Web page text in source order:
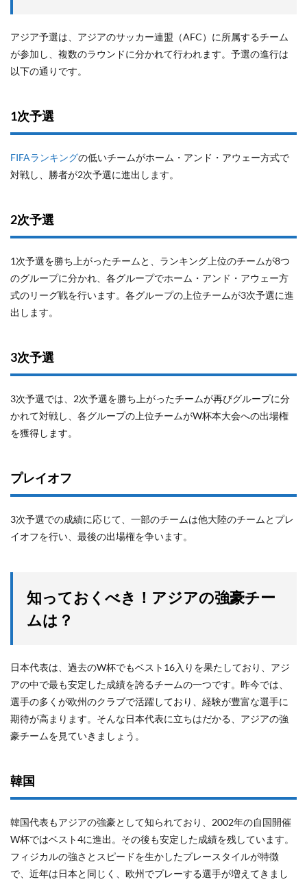
アジア予選は、アジアのサッカー連盟（AFC）に所属するチーム
が参加し、複数のラウンドに分かれて行われます。予選の進行は
以下の通りです。
1次予選
FIFAランキングの低いチームがホーム・アンド・アウェー方式で
対戦し、勝者が2次予選に進出します。
2次予選
1次予選を勝ち上がったチームと、ランキング上位のチームが8つ
のグループに分かれ、各グループでホーム・アンド・アウェー方
式のリーグ戦を行います。各グループの上位チームが3次予選に進
出します。
3次予選
3次予選では、2次予選を勝ち上がったチームが再びグループに分
かれて対戦し、各グループの上位チームがW杯本大会への出場権
を獲得します。
プレイオフ
3次予選での成績に応じて、一部のチームは他大陸のチームとプレ
イオフを行い、最後の出場権を争います。
知っておくべき！アジアの強豪チー
ムは？
日本代表は、過去のW杯でもベスト16入りを果たしており、アジ
アの中で最も安定した成績を誇るチームの一つです。昨今では、
選手の多くが欧州のクラブで活躍しており、経験が豊富な選手に
期待が高まります。そんな日本代表に立ちはだかる、アジアの強
豪チームを見ていきましょう。
韓国
韓国代表もアジアの強豪として知られており、2002年の自国開催
W杯ではベスト4に進出。その後も安定した成績を残しています。
フィジカルの強さとスピードを生かしたプレースタイルが特徴
で、近年は日本と同じく、欧州でプレーする選手が増えてきまし